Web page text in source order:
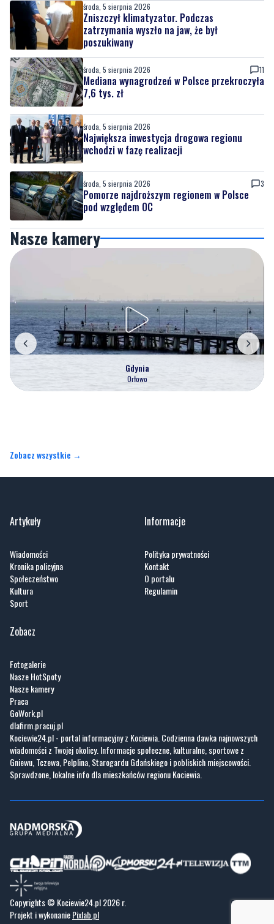
środa, 5 sierpnia 2026
Zniszczył klimatyzator. Podczas
zatrzymania wyszło na jaw, że był
poszukiwany
środa, 5 sierpnia 2026 11
Mediana wynagrodzeń w Polsce przekroczyła
7,6 tys. zł
środa, 5 sierpnia 2026
Największa inwestycja drogowa regionu
wchodzi w fazę realizacji
środa, 5 sierpnia 2026 3
Pomorze najdroższym regionem w Polsce
pod względem OC
Nasze kamery
Gdynia
Orłowo
Zobacz wszystkie →
Artykuły
Wiadomości
Kronika policyjna
Społeczeństwo
Kultura
Sport
Informacje
Polityka prywatności
Kontakt
O portalu
Regulamin
Zobacz
Fotogalerie
Nasze HotSpoty
Nasze kamery
Praca
GoWork.pl
dlafirm.pracuj.pl
Kociewie24.pl - portal informacyjny z Kociewia. Codzienna dawka najnowszych
wiadomości z Twojej okolicy. Informacje społeczne, kulturalne, sportowe z
Gniewu, Tczewa, Pelplina, Starogardu Gdańskiego i pobliskich miejscowości.
Sprawdzone, lokalne info dla mieszkańców regionu Kociewia.
Copyrights © Kociewie24.pl 2026 r.
Projekt i wykonaniePixlab.pl